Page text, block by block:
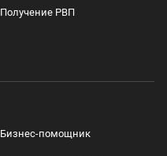
Получение РВП
Бизнес-помощник